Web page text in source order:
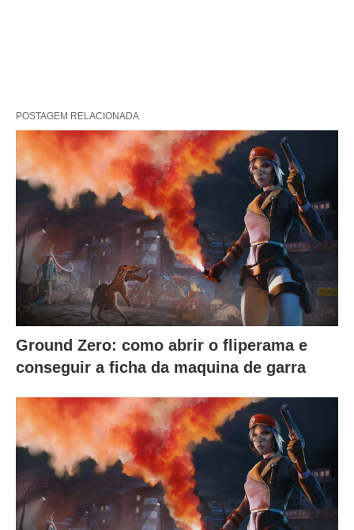
POSTAGEM RELACIONADA
Ground Zero: como abrir o fliperama e
conseguir a ficha da maquina de garra